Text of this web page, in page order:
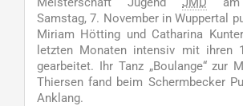
Samstag, 7. November in Wuppertal
Miriam Hötting und Catharina
letzten Monaten intensiv mit ihren
gearbeitet. Ihr Tanz „Boulange“ zur
Thiersen fand beim Schermbecker
Anklang.